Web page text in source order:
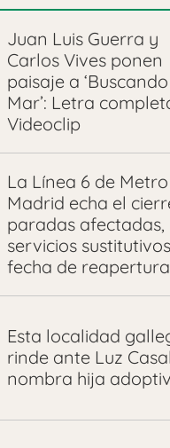
Juan Luis Guerra y
Carlos Vives ponen
paisaje a
Mar’: Letra
Videoclip
La Línea 6 de
Madrid echa el
paradas afectadas,
servicios
fecha de reapertura
Esta localidad
rinde ante Luz
nombra hija